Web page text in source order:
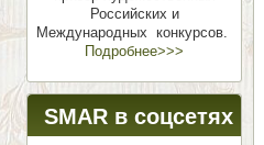
Российских и
Международных конкурсов.
Подробнее>>>
SMAR в соцсетях